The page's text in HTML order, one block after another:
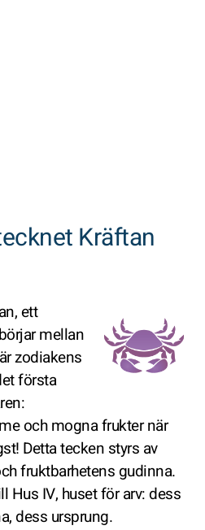
Kräftan
ett
mellan
zodiakens
första
och mogna frukter när
Detta tecken styrs av
fruktbarhetens gudinna.
Hus IV, huset för arv: dess
dess ursprung.